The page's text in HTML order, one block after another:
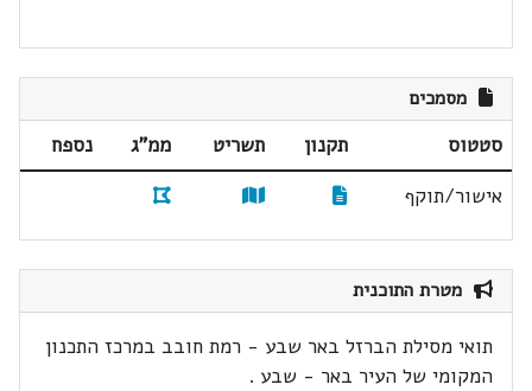
מסמכים
סטטוס תקנון תשריט ממ"ג
נספח
אישור/תוקף
מטרת התוכנית
תואי מסילת הברזל באר שבע - רמת חובב במרכז התכנון
המקומי של העיר באר - שבע .